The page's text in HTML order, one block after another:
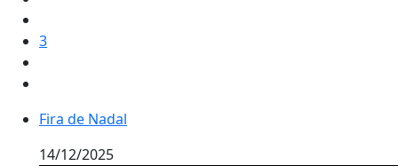
3
Fira de Nadal
14/12/2025